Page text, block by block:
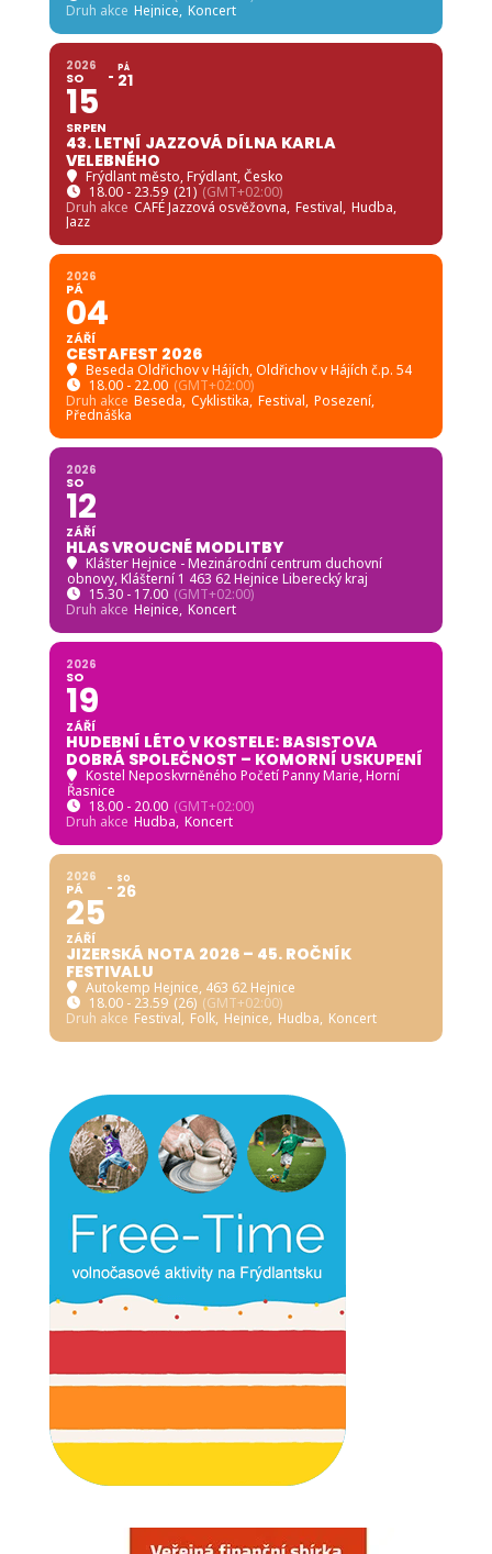
Druh akce Hejnice, Koncert
2026
SO
15
SRPEN
PÁ
21
43. LETNÍ JAZZOVÁ DÍLNA KARLA
VELEBNÉHO
Frýdlant město, Frýdlant, Česko
18.00 - 23.59 (21) (GMT+02:00)
Druh akce CAFÉ Jazzová osvěžovna, Festival, Hudba,
Jazz
2026
PÁ
04
ZÁŘÍ
CESTAFEST 2026
Beseda Oldřichov v Hájích, Oldřichov v Hájích č.p. 54
18.00 - 22.00 (GMT+02:00)
Druh akce Beseda, Cyklistika, Festival, Posezení,
Přednáška
2026
SO
12
ZÁŘÍ
HLAS VROUCNÉ MODLITBY
Klášter Hejnice - Mezinárodní centrum duchovní
obnovy, Klášterní 1 463 62 Hejnice Liberecký kraj
15.30 - 17.00 (GMT+02:00)
Druh akce Hejnice, Koncert
2026
SO
19
ZÁŘÍ
HUDEBNÍ LÉTO V KOSTELE: BASISTOVA
DOBRÁ SPOLEČNOST – KOMORNÍ USKUPENÍ
Kostel Neposkvrněného Početí Panny Marie, Horní
Řasnice
18.00 - 20.00 (GMT+02:00)
Druh akce Hudba, Koncert
2026
PÁ
25
ZÁŘÍ
SO
26
JIZERSKÁ NOTA 2026 – 45. ROČNÍK
FESTIVALU
Autokemp Hejnice, 463 62 Hejnice
18.00 - 23.59 (26) (GMT+02:00)
Druh akce Festival, Folk, Hejnice, Hudba, Koncert